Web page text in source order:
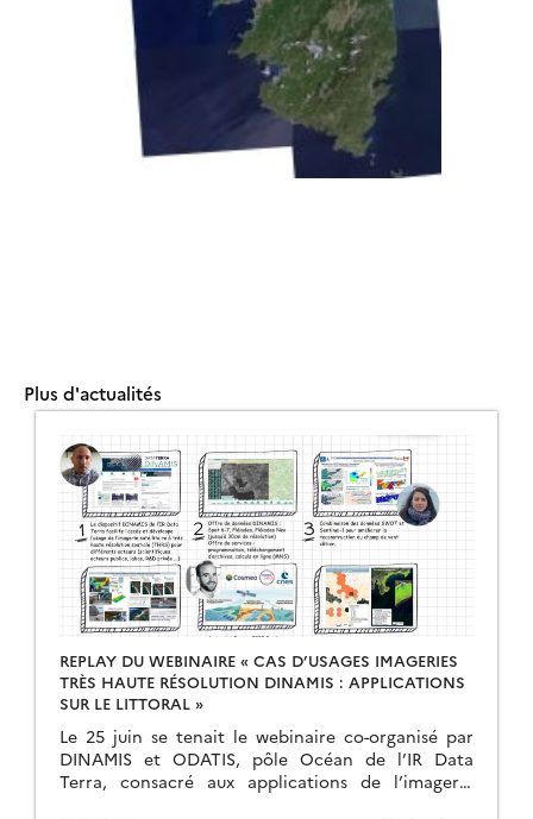
Plus d'actualités
REPLAY DU WEBINAIRE « CAS D’USAGES IMAGERIES
TRÈS HAUTE RÉSOLUTION DINAMIS : APPLICATIONS
SUR LE LITTORAL »
Le 25 juin se tenait le webinaire co-organisé par
DINAMIS et ODATIS, pôle Océan de l’IR Data
Terra, consacré aux applications de l’imagerie